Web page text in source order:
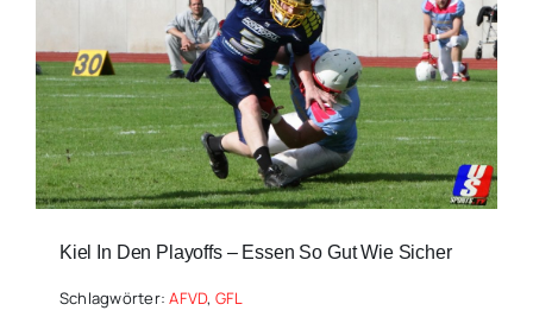
Kiel In Den Playoffs – Essen So Gut Wie Sicher
Schlagwörter:AFVD, GFL